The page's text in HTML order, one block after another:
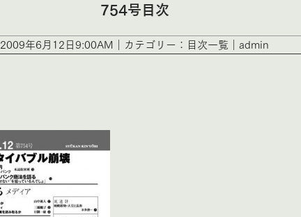
754号目次
2009年6月12日9:00AM｜カテゴリー：目次一覧｜admin